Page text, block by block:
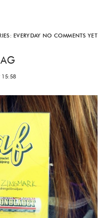
EVERYDAY NO COMMENTS YET